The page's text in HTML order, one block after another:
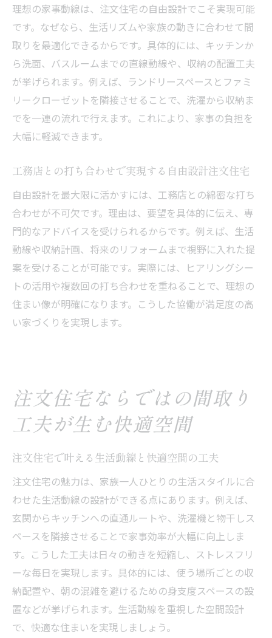
理想の家事動線は、注文住宅の自由設計でこそ実現可能
です。なぜなら、生活リズムや家族の動きに合わせて間
取りを最適化できるからです。具体的には、キッチンか
ら洗面、バスルームまでの直線動線や、収納の配置工夫
が挙げられます。例えば、ランドリースペースとファミ
リークローゼットを隣接させることで、洗濯から収納ま
でを一連の流れで行えます。これにより、家事の負担を
大幅に軽減できます。
工務店との打ち合わせで実現する自由設計注文住宅
自由設計を最大限に活かすには、工務店との綿密な打ち
合わせが不可欠です。理由は、要望を具体的に伝え、専
門的なアドバイスを受けられるからです。例えば、生活
動線や収納計画、将来のリフォームまで視野に入れた提
案を受けることが可能です。実際には、ヒアリングシー
トの活用や複数回の打ち合わせを重ねることで、理想の
住まい像が明確になります。こうした協働が満足度の高
い家づくりを実現します。
注文住宅ならではの間取り
工夫が生む快適空間
注文住宅で叶える生活動線と快適空間の工夫
注文住宅の魅力は、家族一人ひとりの生活スタイルに合
わせた生活動線の設計ができる点にあります。例えば、
玄関からキッチンへの直通ルートや、洗濯機と物干しス
ペースを隣接させることで家事効率が大幅に向上しま
す。こうした工夫は日々の動きを短縮し、ストレスフリ
ーな毎日を実現します。具体的には、使う場所ごとの収
納配置や、朝の混雑を避けるための身支度スペースの設
置などが挙げられます。生活動線を重視した空間設計
で、快適な住まいを実現しましょう。